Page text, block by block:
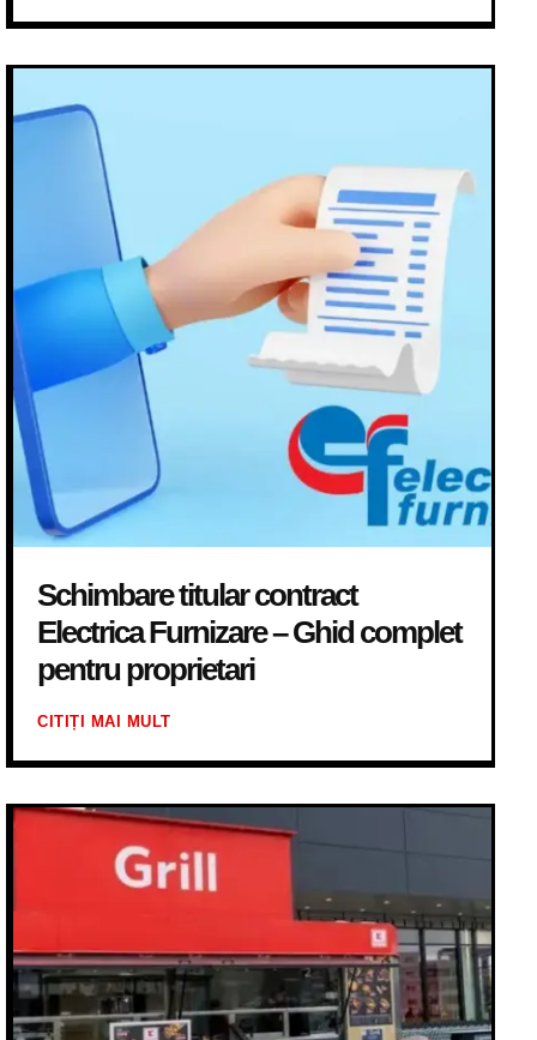
Schimbare titular contract
Electrica Furnizare – Ghid complet
pentru proprietari
CITIȚI MAI MULT